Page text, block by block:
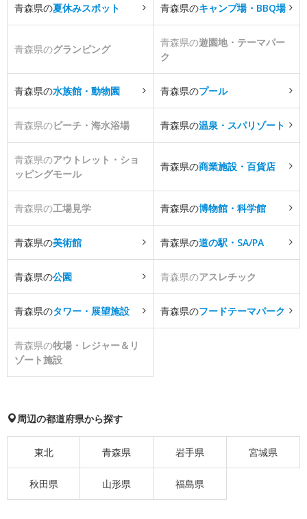
青森県の夏休みスポット 青森県のキャンプ場・BBQ場
青森県のグランピング
青森県の遊園地・テーマパー
ク
青森県の水族館・動物園 青森県のプール
青森県のビーチ・海水浴場 青森県の温泉・スパリゾート
青森県のアウトレット・ショ
ッピングモール
青森県の商業施設・百貨店
青森県の工場見学 青森県の博物館・科学館
青森県の美術館 青森県の道の駅・SA/PA
青森県の公園 青森県のアスレチック
青森県のタワー・展望施設 青森県のフードテーマパーク
青森県の牧場・レジャー＆リ
ゾート施設
周辺の都道府県から探す
東北 青森県 岩手県 宮城県
秋田県 山形県 福島県